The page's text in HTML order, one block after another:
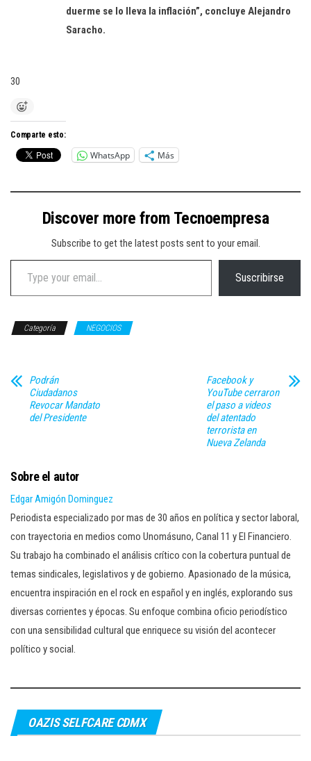
duerme se lo lleva la inflación”, concluye Alejandro
Saracho.
30
Comparte esto:
WhatsApp Más
Discover more from Tecnoempresa
Subscribe to get the latest posts sent to your email.
Type your email…
Suscribirse
Categoría NEGOCIOS
Podrán
Ciudadanos
Revocar Mandato
del Presidente
Facebook y
YouTube cerraron
el paso a videos
del atentado
terrorista en
Nueva Zelanda
Sobre el autor
Edgar Amigón Dominguez
Periodista especializado por mas de 30 años en política y sector laboral,
con trayectoria en medios como Unomásuno, Canal 11 y El Financiero.
Su trabajo ha combinado el análisis crítico con la cobertura puntual de
temas sindicales, legislativos y de gobierno. Apasionado de la música,
encuentra inspiración en el rock en español y en inglés, explorando sus
diversas corrientes y épocas. Su enfoque combina oficio periodístico
con una sensibilidad cultural que enriquece su visión del acontecer
político y social.
OAZIS SELFCARE CDMX